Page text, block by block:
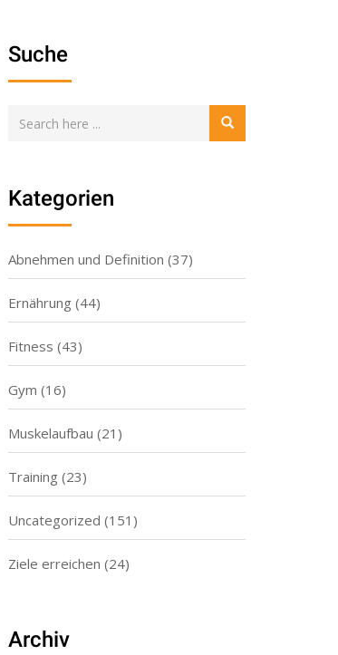
Suche
Kategorien
Abnehmen und Definition (37)
Ernährung (44)
Fitness (43)
Gym (16)
Muskelaufbau (21)
Training (23)
Uncategorized (151)
Ziele erreichen (24)
Archiv